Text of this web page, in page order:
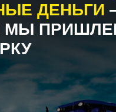
ДЕНЬГИ
МЫ